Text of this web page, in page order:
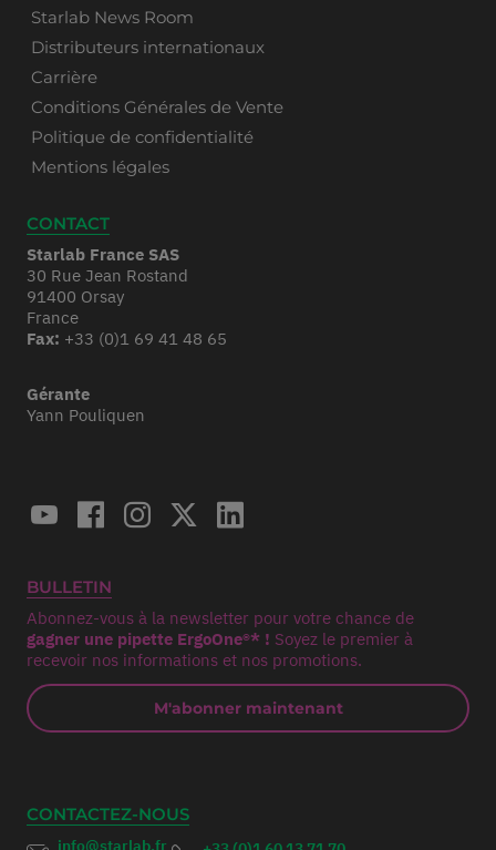
Starlab News Room
Distributeurs internationaux
Carrière
Conditions Générales de Vente
Politique de confidentialité
Mentions légales
CONTACT
Starlab France SAS
30 Rue Jean Rostand
91400 Orsay
France
Fax: +33 (0)1 69 41 48 65
Gérante
Yann Pouliquen
BULLETIN
Abonnez-vous à la newsletter pour votre chance de
gagner une pipette ErgoOne®* ! Soyez le premier à
recevoir nos informations et nos promotions.
M'abonner maintenant
CONTACTEZ-NOUS
info@starlab.fr